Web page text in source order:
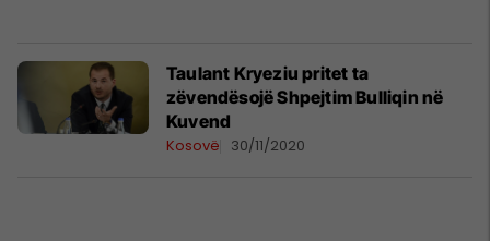
Taulant Kryeziu pritet ta
zëvendësojë Shpejtim Bulliqin në
Kuvend
Kosovë 30/11/2020